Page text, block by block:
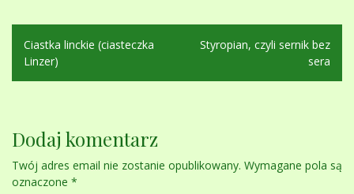
Nawigacja
wpisu
Ciastka linckie (ciasteczka
Linzer)
Styropian, czyli sernik bez
sera
Dodaj komentarz
Twój adres email nie zostanie opublikowany. Wymagane pola są
oznaczone *